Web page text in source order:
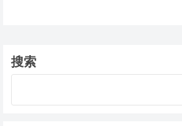
搜索